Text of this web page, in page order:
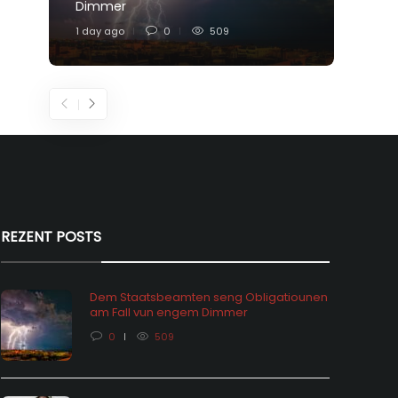
Dimmer
1 day ago 0 509
REZENT POSTS
Dem Staatsbeamten seng Obligatiounen
am Fall vun engem Dimmer
0 509